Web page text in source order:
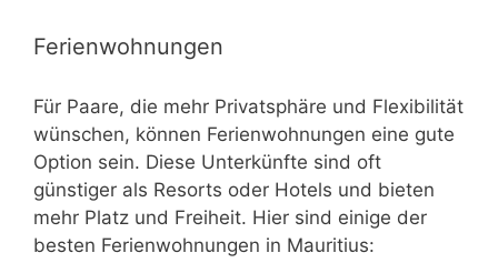
Ferienwohnungen
Für Paare, die mehr Privatsphäre und Flexibilität
wünschen, können Ferienwohnungen eine gute
Option sein. Diese Unterkünfte sind oft
günstiger als Resorts oder Hotels und bieten
mehr Platz und Freiheit. Hier sind einige der
besten Ferienwohnungen in Mauritius: